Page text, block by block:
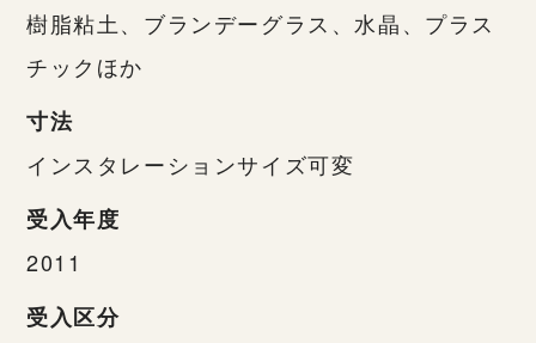
樹脂粘土、ブランデーグラス、水晶、プラス
チックほか
寸法
インスタレーションサイズ可変
受入年度
2011
受入区分